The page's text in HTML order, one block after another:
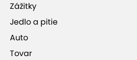
Zážitky
Jedlo a pitie
Auto
Tovar